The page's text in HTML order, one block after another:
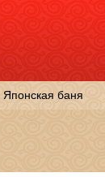
Японская баня